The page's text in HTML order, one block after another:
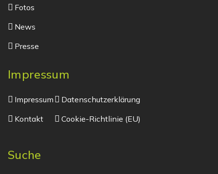
Fotos
News
Presse
Impressum
Impressum
Datenschutzerklärung
Kontakt
Cookie-Richtlinie (EU)
Suche